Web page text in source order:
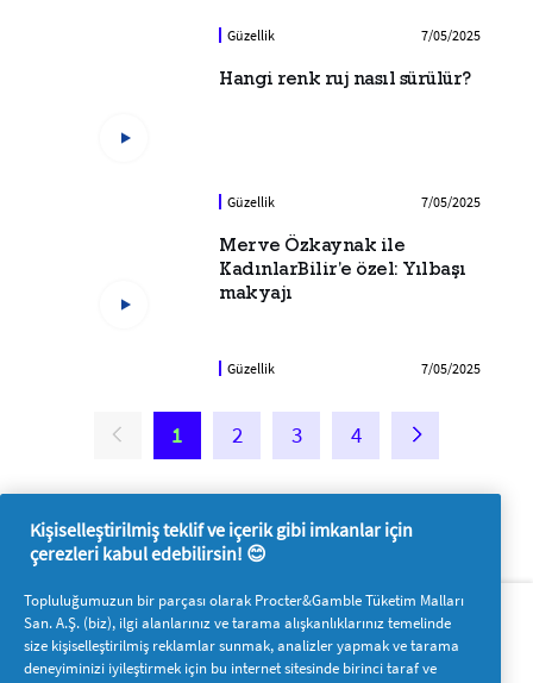
Güzellik 7/05/2025
Hangi renk ruj nasıl sürülür?
Güzellik 7/05/2025
Merve Özkaynak ile
KadınlarBilir'e özel: Yılbaşı
makyajı
Güzellik 7/05/2025
1 2 3 4
Hakkımızda
P&G'ye ulaşın
Pg.com.tr’yi ziyaret edin
Kişiselleştirilmiş teklif ve içerik gibi imkanlar için
çerezleri kabul edebilirsin! 😊
Topluluğumuzun bir parçası olarak Procter&Gamble Tüketim Malları
San. A.Ş. (biz), ilgi alanlarınız ve tarama alışkanlıklarınız temelinde
size kişiselleştirilmiş reklamlar sunmak, analizler yapmak ve tarama
deneyiminizi iyileştirmek için bu internet sitesinde birinci taraf ve